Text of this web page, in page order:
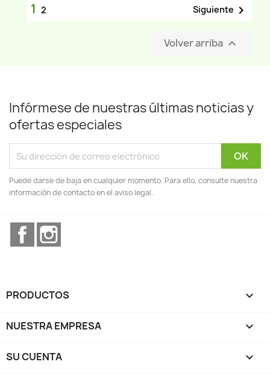
1 2 Siguiente 
Volver arriba 
Infórmese de nuestras últimas noticias y
ofertas especiales
Puede darse de baja en cualquier momento. Para ello, consulte nuestra
información de contacto en el aviso legal.
Facebook
PRODUCTOS 
NUESTRA EMPRESA 
SU CUENTA 